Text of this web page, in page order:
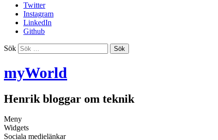
Twitter
Instagram
LinkedIn
Github
Sök
myWorld
Henrik bloggar om teknik
Meny
Widgets
Sociala medielänkar